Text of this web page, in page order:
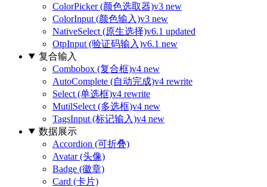
ColorPicker (颜色选取器)v3 new
ColorInput (颜色输入)v3 new
NativeSelect (原生选择)v6.1 updated
OtpInput (验证码输入)v6.1 new
复合输入
Combobox (复合框)v4 new
AutoComplete (自动完成)v4 rewrite
Select (单选框)v4 rewrite
MutilSelect (多选框)v4 new
TagsInput (标记输入)v4 new
数据展示
Accordion (可折叠)
Avatar (头像)
Badge (徽章)
Card (卡片)